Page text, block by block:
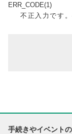
ERR_CODE(1)
不正入力です
手続きやイベント